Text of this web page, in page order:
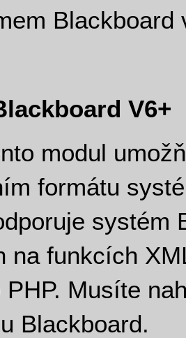
V6+
modul
formátu
systém
na funkcích
PHP. Musíte
Blackboard.